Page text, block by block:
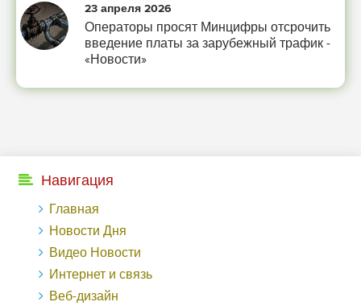
23 апреля 2026
Операторы просят Минцифры отсрочить
введение платы за зарубежный трафик -
«Новости»
Навигация
Главная
Новости Дня
Видео Новости
Интернет и связь
Веб-дизайн